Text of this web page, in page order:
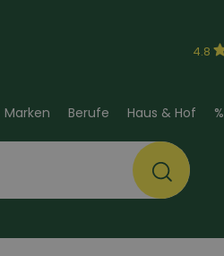
4.8
Marken Berufe Haus & Hof %